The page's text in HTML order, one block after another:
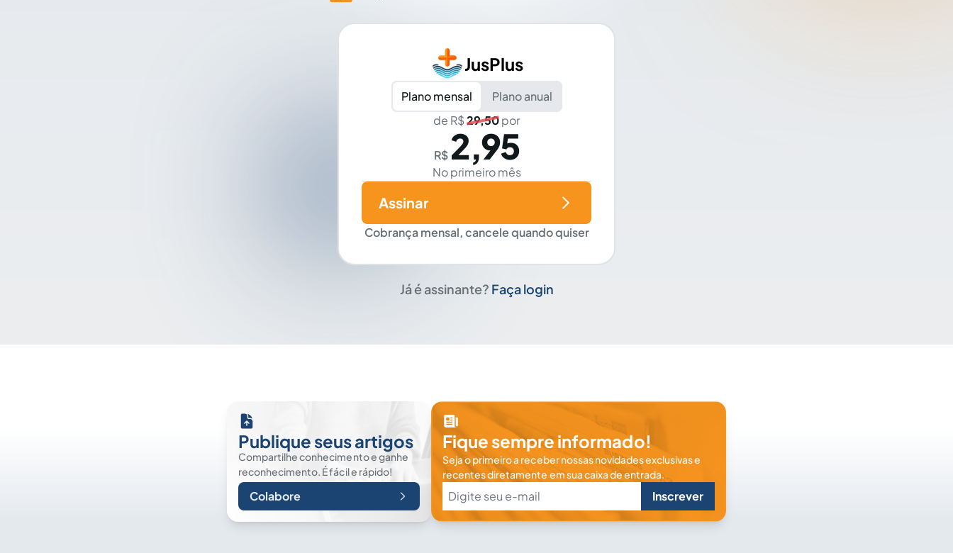
JusPlus
Plano mensal
Plano anual
de R$29,50por
R$ 2,95
No primeiro mês
Cobrança mensal, cancele quando quiser
Assinar
Já é assinante? Faça login
Publique seus artigos
Compartilhe conhecimento e ganhe
reconhecimento. É fácil e rápido!
Colabore
Fique sempre informado!
Seja o primeiro a receber nossas novidades exclusivas e
recentes diretamente em sua caixa de entrada.
Inscrever